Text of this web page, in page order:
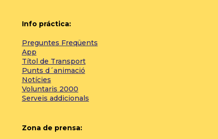
Info práctica:
Preguntes Freqüents
App
Títol de Transport
Punts d´animació
Notícies
Voluntaris 2000
Serveis addicionals
Zona de prensa: